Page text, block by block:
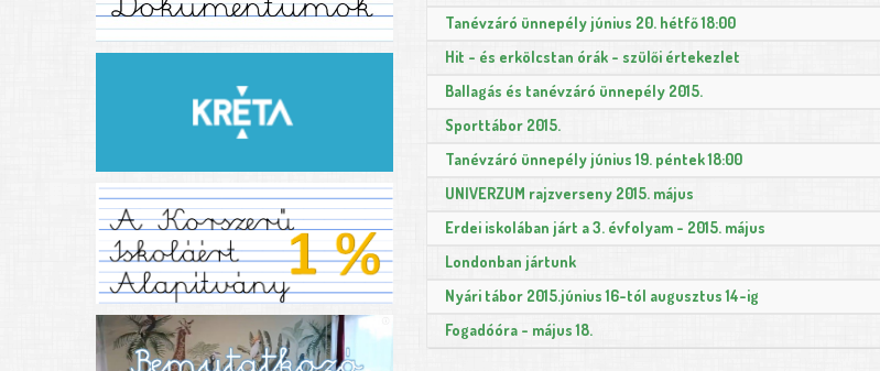
Tanévzáró ünnepély június 20. hétfő 18:00
Hit - és erkölcstan órák - szülői értekezlet
Ballagás és tanévzáró ünnepély 2015.
Sporttábor 2015.
Tanévzáró ünnepély június 19. péntek 18:00
UNIVERZUM rajzverseny 2015. május
Erdei iskolában járt a 3. évfolyam - 2015. május
Londonban jártunk
Nyári tábor 2015.június 16-tól augusztus 14-ig
Fogadóóra - május 18.